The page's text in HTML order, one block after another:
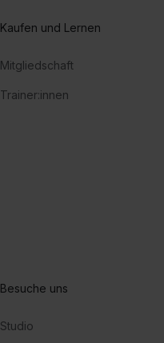
Kaufen und Lernen
Mitgliedschaft
Trainer:innen
Besuche uns
Studio